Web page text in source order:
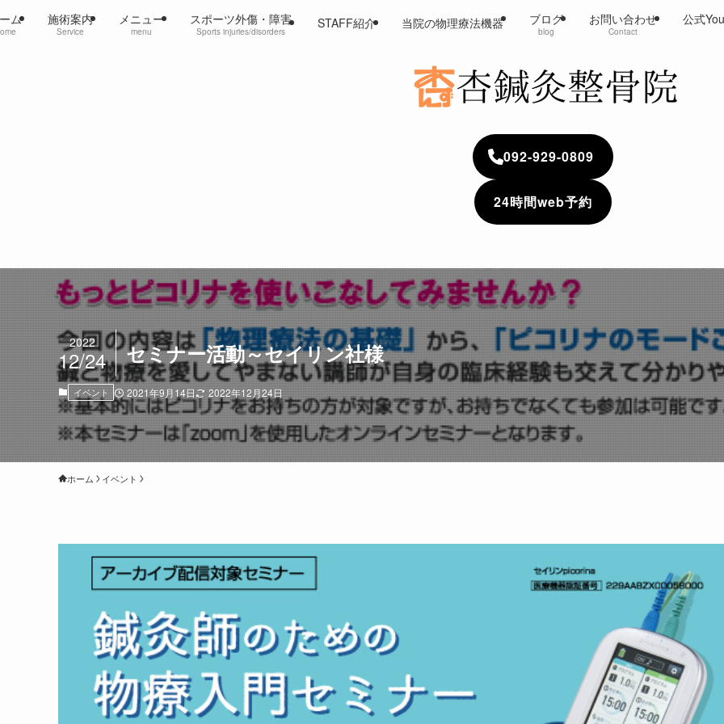
ム 施術案内
Service
メニュー
menu
スポーツ外傷・障害
Sports injuries/disorders
STAFF紹介 当院の物理療法機器 ブログ
blog
お問い合わせ
Contact
公式
092-929-0809
24時間web予約
セミナー活動～セイリン社様
2022
12/24
イベント 2021年9月14日 2022年12月24日
ホーム イベント